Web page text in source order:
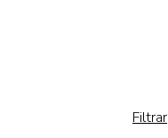
Filtrar